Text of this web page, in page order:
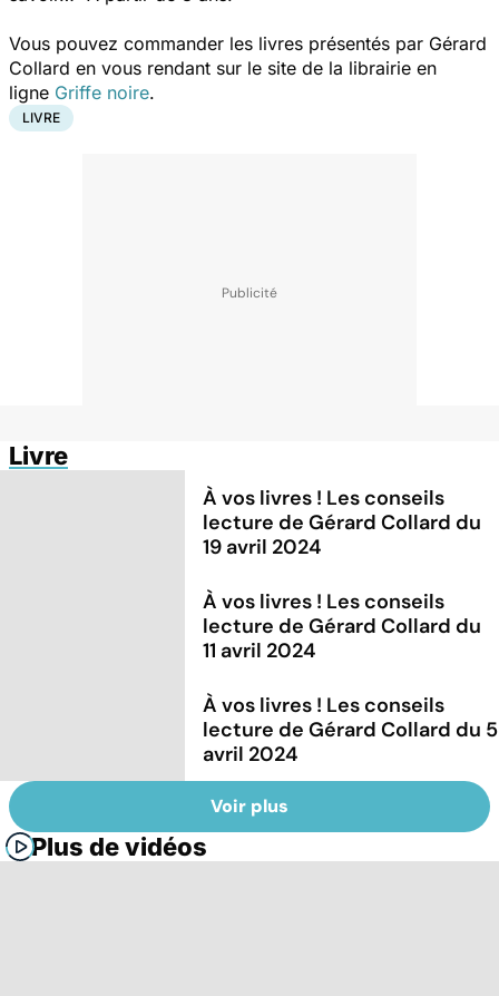
Vous pouvez commander les livres présentés par Gérard
Collard en vous rendant sur le site de la librairie en
ligne Griffe noire.
LIVRE
Livre
À vos livres ! Les conseils
lecture de Gérard Collard du
19 avril 2024
À vos livres ! Les conseils
lecture de Gérard Collard du
11 avril 2024
À vos livres ! Les conseils
lecture de Gérard Collard du 5
avril 2024
Voir plus
Plus de vidéos